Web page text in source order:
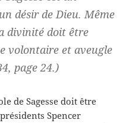
désir de Dieu. Même
divinité doit être
volontaire et aveugle
page 24.)
de Sagesse doit être
Spencer